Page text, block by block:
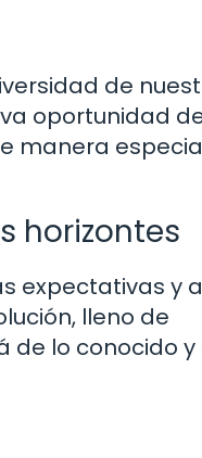
de
oportunidad
manera
horizontes
expectativas y
lleno de
de lo conocido